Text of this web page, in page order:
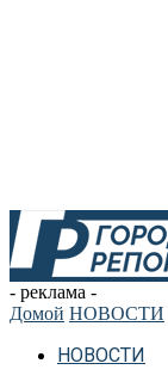
- реклама -
Домой НОВОСТИ
НОВОСТИ